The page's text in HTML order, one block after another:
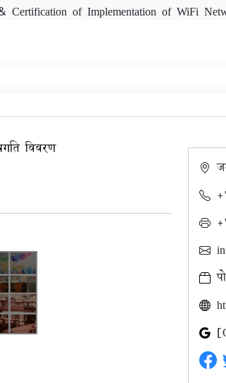
Certification of Implementation of WiFi
विवरण